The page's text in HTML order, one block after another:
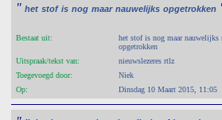
" het stof is nog maar nauwelijks opgetrokken
Bestaat uit:
het stof is nog maar nauwelijks
opgetrokken
Uitspraak/tekst van:
nieuwslezeres rtlz
Toegevoegd door:
Niek
Op:
Dinsdag 10 Maart 2015, 11:05